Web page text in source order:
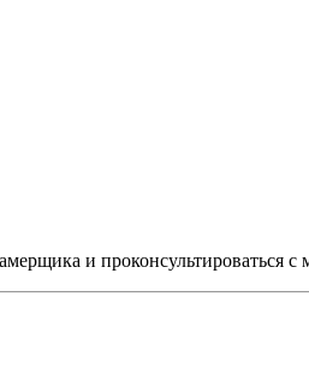
и проконсультироваться